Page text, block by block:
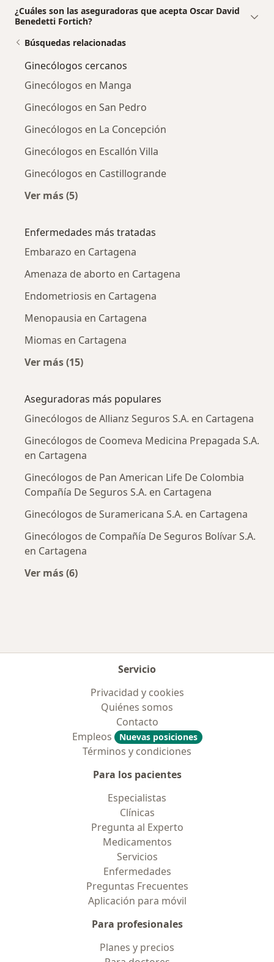
¿Cuáles son las aseguradoras que acepta Oscar David
Benedetti Fortich?
Búsquedas relacionadas
Ginecólogos cercanos
Ginecólogos en Manga
Ginecólogos en San Pedro
Ginecólogos en La Concepción
Ginecólogos en Escallón Villa
Ginecólogos en Castillogrande
Ver más (5)
Enfermedades más tratadas
Embarazo en Cartagena
Amenaza de aborto en Cartagena
Endometriosis en Cartagena
Menopausia en Cartagena
Miomas en Cartagena
Ver más (15)
Aseguradoras más populares
Ginecólogos de Allianz Seguros S.A. en Cartagena
Ginecólogos de Coomeva Medicina Prepagada S.A.
en Cartagena
Ginecólogos de Pan American Life De Colombia
Compañía De Seguros S.A. en Cartagena
Ginecólogos de Suramericana S.A. en Cartagena
Ginecólogos de Compañía De Seguros Bolívar S.A.
en Cartagena
Ver más (6)
Servicio
Privacidad y cookies
Quiénes somos
Contacto
Empleos
Nuevas posiciones
Términos y condiciones
Para los pacientes
Especialistas
Clínicas
Pregunta al Experto
Medicamentos
Servicios
Enfermedades
Preguntas Frecuentes
Aplicación para móvil
Para profesionales
Planes y precios